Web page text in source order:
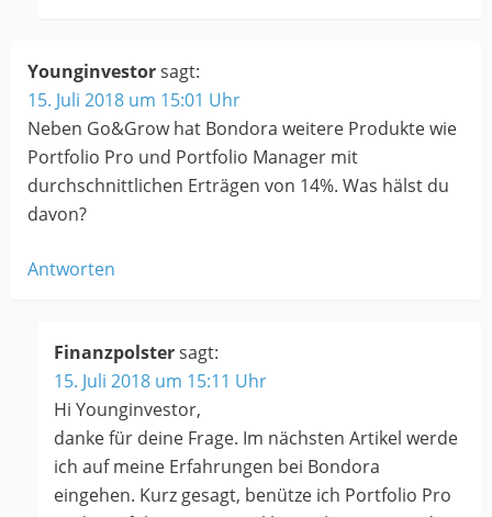
Younginvestorsagt:
15. Juli 2018 um 15:01 Uhr
Neben Go&Grow hat Bondora weitere Produkte wie
Portfolio Pro und Portfolio Manager mit
durchschnittlichen Erträgen von 14%. Was hälst du
davon?
Antworten
Finanzpolstersagt:
15. Juli 2018 um 15:11 Uhr
Hi Younginvestor,
danke für deine Frage. Im nächsten Artikel werde
ich auf meine Erfahrungen bei Bondora
eingehen. Kurz gesagt, benütze ich Portfolio Pro